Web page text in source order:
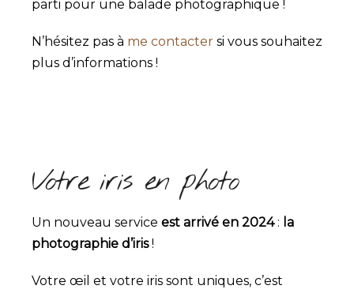
parti pour une balade photographique !
N’hésitez pas à me contacter si vous souhaitez
plus d’informations !
Votre iris en photo
Un nouveau service est arrivé en 2024: la
photographie d’iris!
Votre œil et votre iris sont uniques, c’est